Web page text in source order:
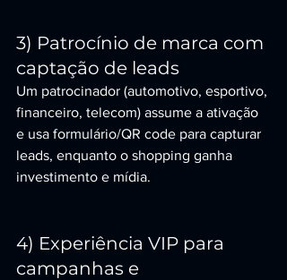
3) Patrocínio de marca com
captação de leads
Um patrocinador (automotivo, esportivo,
financeiro, telecom) assume a ativação
e usa formulário/QR code para capturar
leads, enquanto o shopping ganha
investimento e mídia.
4) Experiência VIP para
campanhas e